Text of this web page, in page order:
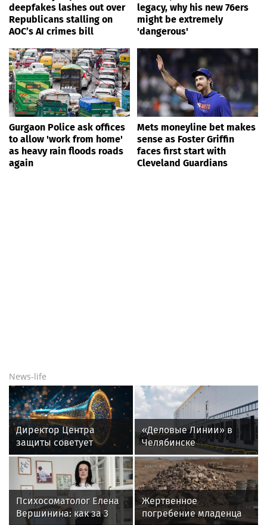
deepfakes lashes out over
Republicans stalling on
AOC’s AI crimes bill
legacy, why his new 76ers
might be extremely
'dangerous'
Gurgaon Police ask offices
to allow 'work from home'
as heavy rain floods roads
again
Mets moneyline bet makes
sense as Foster Griffin
faces first start with
Cleveland Guardians
News-life
Директор Центра
защиты советует
родителям обсудить
интернет-риски
«Деловые Линии» в
Челябинске
переезжают на новый
адрес
Психосоматолог Елена
Вершинина: как за 3
Жертвенное
погребение младенца